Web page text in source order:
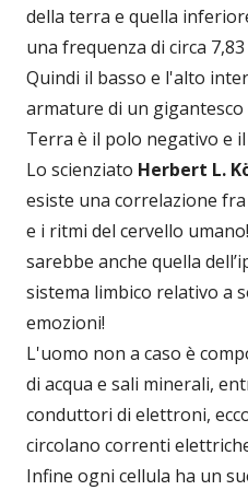
della terra e quella
una frequenza di circa 7,83
Quindi il basso e l'alto
armature di un
Terra è il polo negativo e
Lo scienziato Herbert L.
esiste una correlazione
e i ritmi del cervello
sarebbe anche quella
sistema limbico relativo a
emozioni!
L'uomo non a caso è
di acqua e sali minerali,
conduttori di elettroni,
circolano correnti
Infine ogni cellula ha un